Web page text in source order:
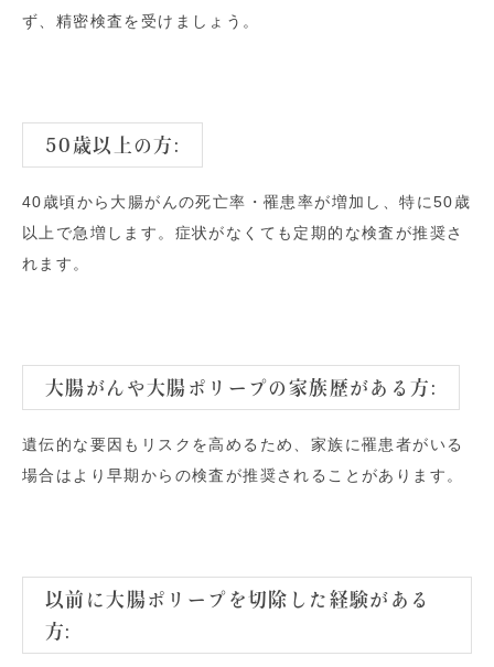
ず、精密検査を受けましょう。
50歳以上の方:
40歳頃から大腸がんの死亡率・罹患率が増加し、特に50歳
以上で急増します。症状がなくても定期的な検査が推奨さ
れます。
大腸がんや大腸ポリープの家族歴がある方:
遺伝的な要因もリスクを高めるため、家族に罹患者がいる
場合はより早期からの検査が推奨されることがあります。
以前に大腸ポリープを切除した経験がある
方: